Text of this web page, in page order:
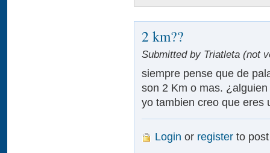
2 km??
Submitted by Triatleta (not
siempre pense que de
son 2 Km o mas.
yo tambien creo que eres
Login or register to